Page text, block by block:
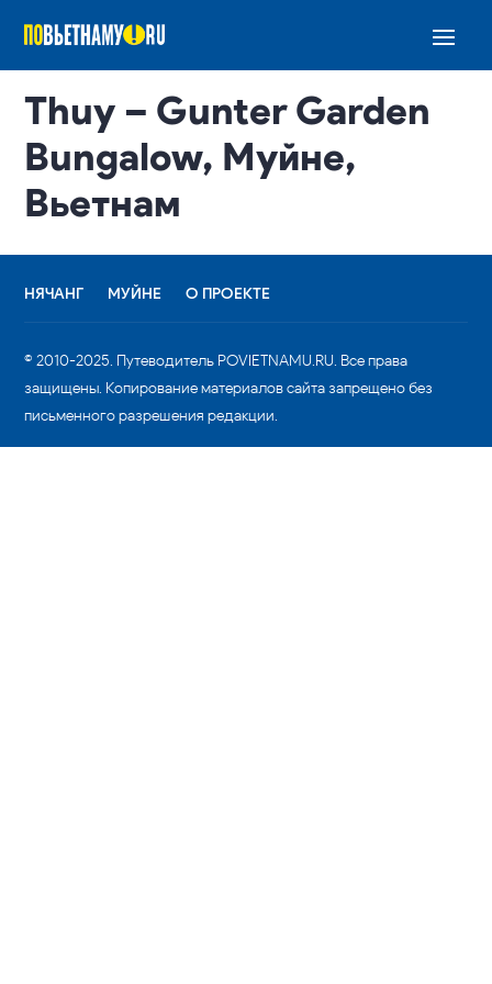
Thuy – Gunter Garden
Bungalow, Муйне,
Вьетнам
НЯЧАНГ МУЙНЕ О ПРОЕКТЕ
© 2010-2025. Путеводитель POVIETNAMU.RU. Все права
защищены. Копирование материалов сайта запрещено без
письменного разрешения редакции.